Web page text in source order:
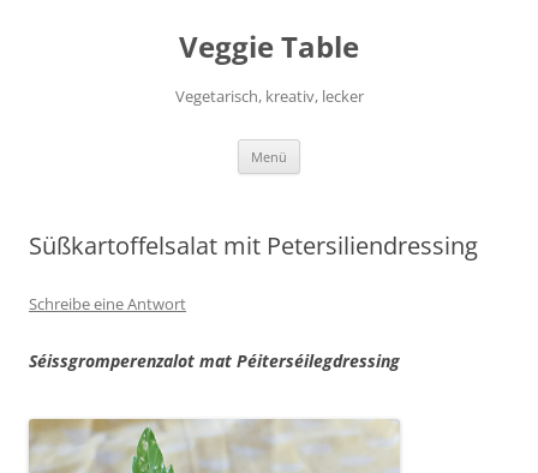
Veggie Table
Vegetarisch, kreativ, lecker
Menü
Süßkartoffelsalat mit Petersiliendressing
Schreibe eine Antwort
Séissgromperenzalot mat Péiterséilegdressing